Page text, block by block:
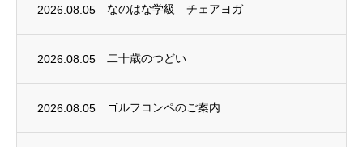
2026.08.05 なのはな学級 チェアヨガ
2026.08.05 二十歳のつどい
2026.08.05 ゴルフコンペのご案内